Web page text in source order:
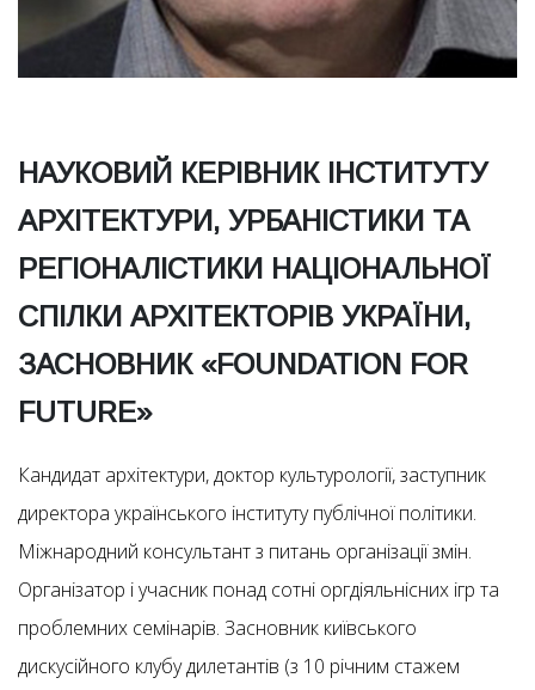
НАУКОВИЙ КЕРІВНИК ІНСТИТУТУ
АРХІТЕКТУРИ, УРБАНІСТИКИ ТА
РЕГІОНАЛІСТИКИ НАЦІОНАЛЬНОЇ
СПІЛКИ АРХІТЕКТОРІВ УКРАЇНИ,
ЗАСНОВНИК «FOUNDATION FOR
FUTURE»
Кандидат архітектури, доктор культурології, заступник
директора українського інституту публічної політики.
Міжнародний консультант з питань організації змін.
Організатор і учасник понад сотні оргдіяльнісних ігр та
проблемних семінарів. Засновник київського
дискусійного клубу дилетантів (з 10 річним стажем